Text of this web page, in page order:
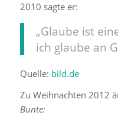
2010 sagte er:
„Glaube ist
ich glaube an
Quelle: bild.de
Zu Weihnachten 2012
Bunte: